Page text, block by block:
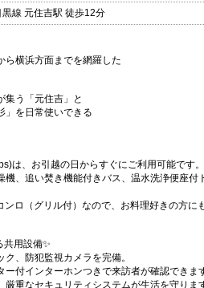
線 元住吉駅 徒歩12分
ら横浜方面までを網羅した
集う「元住吉」と
」を日常使いできる
は、お引越の日からすぐにご利用可能です。
機、追い焚き機能付きバス、温水洗浄便座付
ンロ（グリル付）なので、お料理好きの方に
用設備✨
、防犯監視カメラを完備。
付インターホンつきで来訪者が確認できま
重なセキュリティシステムが生活を守りま